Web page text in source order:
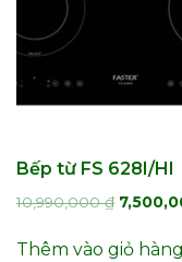
Bếp từ FS 628I/HI
10,990,000₫ Giá
là:
Thêm vào giỏ hàng